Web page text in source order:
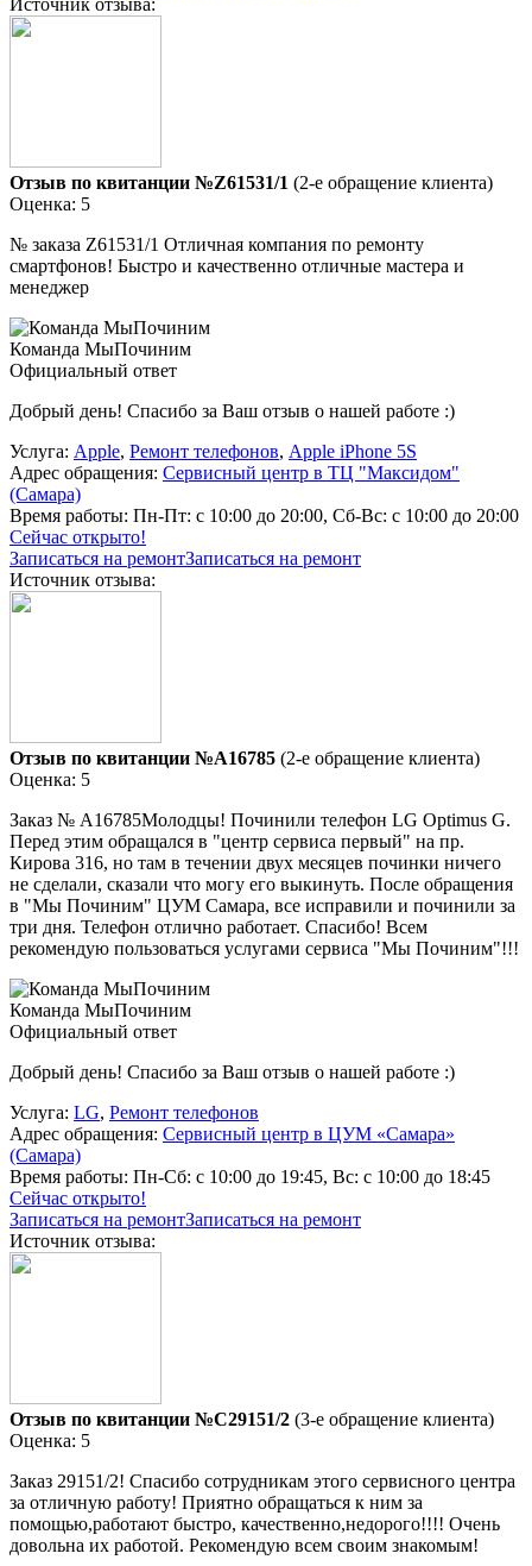
Источник отзыва:
Отзыв по квитанции №Z61531/1 (2-е обращение клиента)
Оценка: 5
№ заказа Z61531/1 Отличная компания по ремонту
смартфонов! Быстро и качественно отличные мастера и
менеджер
Команда МыПочиним
Официальный ответ
Добрый день! Спасибо за Ваш отзыв о нашей работе :)
Услуга: Apple, Ремонт телефонов, Apple iPhone 5S
Адрес обращения: Сервисный центр в ТЦ "Максидом"
(Самара)
Время работы: Пн-Пт: с 10:00 до 20:00, Сб-Вс: с 10:00 до 20:00
Сейчас открыто!
Записаться на ремонтЗаписаться на ремонт
Источник отзыва:
Отзыв по квитанции №A16785 (2-е обращение клиента)
Оценка: 5
Заказ № А16785Молодцы! Починили телефон LG Optimus G.
Перед этим обращался в "центр сервиса первый" на пр.
Кирова 316, но там в течении двух месяцев починки ничего
не сделали, сказали что могу его выкинуть. После обращения
в "Мы Починим" ЦУМ Самара, все исправили и починили за
три дня. Телефон отлично работает. Спасибо! Всем
рекомендую пользоваться услугами сервиса "Мы Починим"!!!
Команда МыПочиним
Официальный ответ
Добрый день! Спасибо за Ваш отзыв о нашей работе :)
Услуга: LG, Ремонт телефонов
Адрес обращения: Сервисный центр в ЦУМ «Самара»
(Самара)
Время работы: Пн-Сб: с 10:00 до 19:45, Вс: с 10:00 до 18:45
Сейчас открыто!
Записаться на ремонтЗаписаться на ремонт
Источник отзыва:
Отзыв по квитанции №C29151/2 (3-е обращение клиента)
Оценка: 5
Заказ 29151/2! Спасибо сотрудникам этого сервисного центра
за отличную работу! Приятно обращаться к ним за
помощью,работают быстро, качественно,недорого!!!! Очень
довольна их работой. Рекомендую всем своим знакомым!